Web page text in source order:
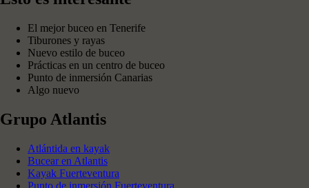
El mejor buceo en Tenerife
Tiburones y rayas
Nuevo estilo de buceo
Prácticas en un centro de buceo
Punto de inmersión Canarias
Algo nuevo
Grupo Atlantis
Atlántida en kayak
Bucear en Atlantis
Kayak Fuerteventura
Punto de inmersión Fuerteventura